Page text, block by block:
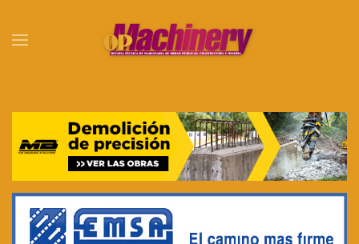
Skip to main content